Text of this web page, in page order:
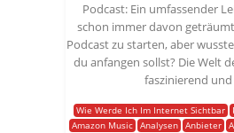
Podcast: Ein umfassender
schon immer davon
Podcast zu starten, aber
du anfangen sollst? Die Welt
faszinierend und
Wie Werde Ich Im Internet Sichtbar
Amazon Music Analysen Anbieter